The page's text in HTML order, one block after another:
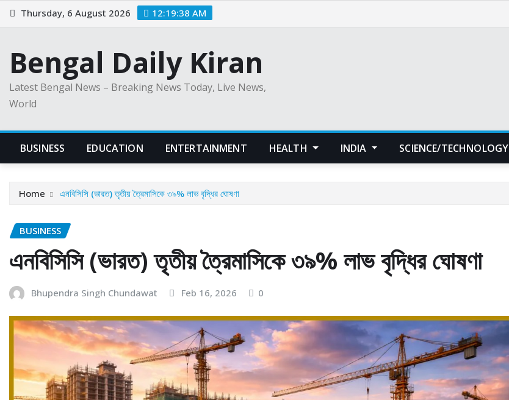
Skip
to
Thursday, 6 August 2026 12:19:39 AM
Bengal Daily Kiran
Latest Bengal News – Breaking News Today, Live News,
World
BUSINESS EDUCATION ENTERTAINMENT HEALTH INDIA SCIENCE/TECHNOLOGY
Home এনবিসিসি (ভারত) তৃতীয় ত্রৈমাসিকে ৩৯% লাভ বৃদ্ধির ঘোষণা
BUSINESS
এনবিসিসি (ভারত) তৃতীয় ত্রৈমাসিকে ৩৯% লাভ বৃদ্ধির ঘোষণা
Bhupendra Singh Chundawat Feb 16, 2026 0